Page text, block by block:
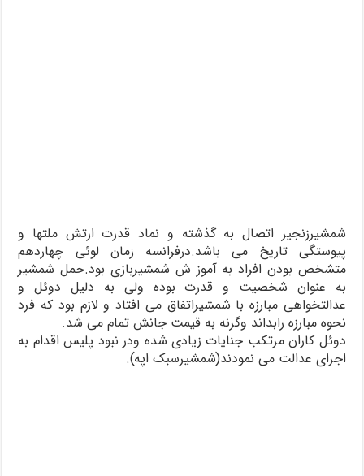
شمشیرزنجیر اتصال به گذشته و نماد قدرت ارتش ملتها و
پیوستگی تاریخ می باشد.درفرانسه زمان لوئی چهاردهم
متشخص بودن افراد به آموز ش شمشیربازی بود.حمل شمشیر
به عنوان شخصیت و قدرت بوده ولی به دلیل دوئل و
عدالتخواهی مبارزه با شمشیراتفاق می افتاد و لازم بود که فرد
نحوه مبارزه رابداند وگرنه به قیمت جانش تمام می شد.
دوئل کاران مرتکب جنایات زیادی شده ودر نبود پلیس اقدام به
اجرای عدالت می نمودند(شمشیرسبک اپه).